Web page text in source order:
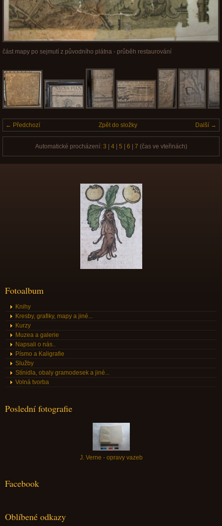
část mapy po sejmutí z původního plátna - průběh restaurování
← Předchozí Další →
Zpět do složky
Automatické procházení: 3 4| 5 6 7 (čas ve vteřinách)
Fotoalbum
Knihy
Kresby, grafiky, mapy a jiné...
Kurzy
Muzea a galerie
Napsali o nás..
Písmo a Kaligrafie
Služby
Stínidla, obaly gramodesek a jiné...
Volná tvorba
Poslední fotografie
J. Verne - opravy vazeb
Facebook
Oblíbené odkazy